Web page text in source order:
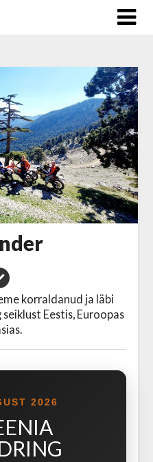
korraldanud ja läbi
Eestis, Euroopas
2026